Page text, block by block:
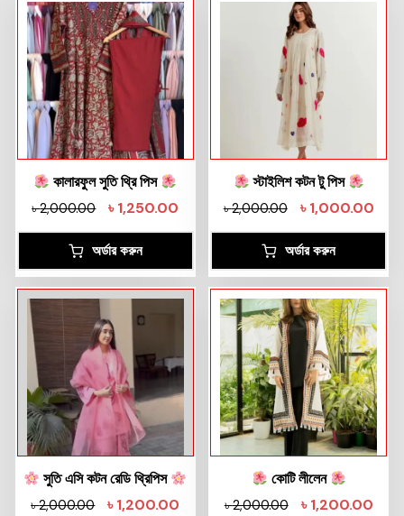
কালারফুল সুতি থ্রি পিস
৳2,000.00 ৳1,250.00
অর্ডার করুন
স্টাইলিশ কটন টু পিস
৳2,000.00 ৳1,000.00
অর্ডার করুন
সুতি এসি কটন রেডি থ্রিপিস
৳2,000.00 ৳1,200.00
কোটি লীলেন
৳2,000.00 ৳1,200.00